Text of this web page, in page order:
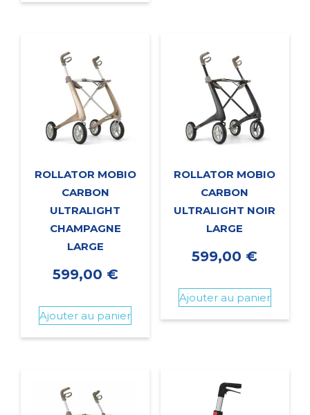
ROLLATOR MOBIO
CARBON
ULTRALIGHT
CHAMPAGNE
LARGE
599,00 €
Ajouter au panier
ROLLATOR MOBIO
CARBON
ULTRALIGHT NOIR
LARGE
599,00 €
Ajouter au panier